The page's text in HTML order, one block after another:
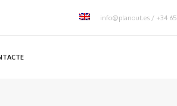
info@planout.es / +34